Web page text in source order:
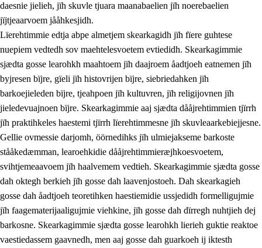
2.3 Vihkeles tjiehpiesvoeth
2.4 Lïeredh lïeredh
daesnie jielieh, jïh skuvle tjuara maanabaelien jïh noerebaelien
jïjtjeaarvoem jååhkesjidh.
Lïerehtimmie edtja abpe almetjem skearkagidh jïh fïere guhtese
nuepiem vedtedh sov maehtelesvoetem evtiedidh. Skearkagimmie
sjædta gosse learohkh maahtoem jïh daajroem åadtjoeh eatnemen jïh
byjresen bïjre, gïeli jïh histovrijen bïjre, siebriedahken jïh
barkoejieleden bïjre, tjeahpoen jïh kultuvren, jïh religijovnen jïh
jieledevuajnoen bïjre. Skearkagimmie aaj sjædta dååjrehtimmien tjïrrh
jïh praktihkeles haestemi tjïrrh lïerehtimmesne jïh skuvleaarkebiejjesne.
Gellie ovmessie darjomh, öörnedihks jïh ulmiejakseme barkoste
stååkedæmman, learoehkidie dååjrehtimmieræjhkoesvoetem,
svihtjemeaavoem jïh haalvemem vedtieh. Skearkagimmie sjædta gosse
dah oktegh berkieh jïh gosse dah laavenjostoeh. Dah skearkagieh
gosse dah åadtjoeh teoretihken haestiemidie ussjedidh formelligujmie
jïh faagematerijaaligujmie viehkine, jïh gosse dah dïrregh nuhtjieh dej
barkosne. Skearkagimmie sjædta gosse learohkh lierieh guktie reaktoe
vaestiedassem gaavnedh, men aaj gosse dah guarkoeh ij iktesth